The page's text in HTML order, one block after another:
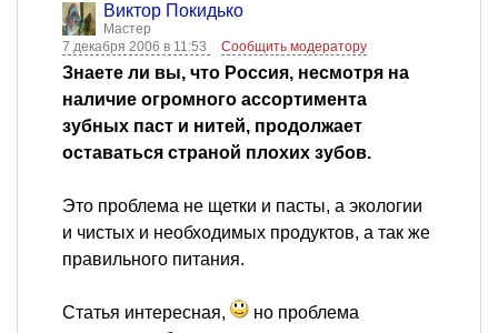
Виктор Покидько
Мастер
7 декабря 2006 в 11:53
Сообщить модератору
Знаете ли вы, что Россия, несмотря на
наличие огромного ассортимента
зубных паст и нитей, продолжает
оставаться страной плохих зубов.
Это проблема не щетки и пасты, а экологии
и чистых и необходимых продуктов, а так же
правильного питания.
Статья интересная,
но проблема